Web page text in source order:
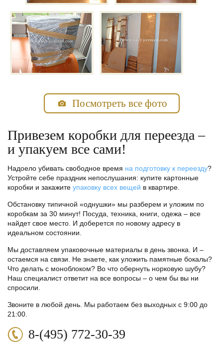
Посмотреть все фото
Привезем коробки для переезда –
и упакуем все сами!
Надоело убивать свободное время на подготовку к переезду?
Устройте себе праздник непослушания: купите картонные
коробки и закажите упаковку всех вещей в квартире.
Обстановку типичной «однушки» мы разберем и уложим по
коробкам за 30 минут! Посуда, техника, книги, одежа – все
найдет свое место. И доберется по новому адресу в
идеальном состоянии.
Мы доставляем упаковочные материалы в день звонка. И –
остаемся на связи. Не знаете, как уложить памятные бокалы?
Что делать с моноблоком? Во что обернуть норковую шубу?
Наш специалист ответит на все вопросы – о чем бы вы ни
спросили.
Звоните в любой день. Мы работаем без выходных с 9:00 до
21:00.
8-(495) 772-30-39